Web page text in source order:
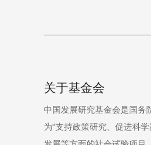
关于基金会
中国发展研究基金会是国务
为“支持政策研究、促进科